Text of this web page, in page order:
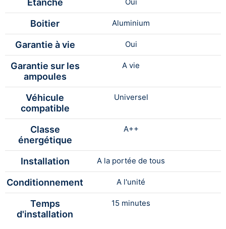
Etanche
Boitier Aluminium
Garantie à vie Oui
Garantie sur les
ampoules
A vie
Véhicule
compatible
Universel
Classe
énergétique
A++
Installation A la portée de tous
Conditionnement A l'unité
Temps
d'installation
15 minutes